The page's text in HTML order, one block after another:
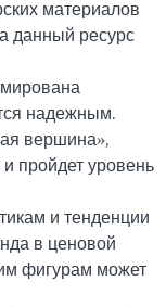
материалов
данный ресурс
надежным.
вершина»,
пройдет уровень
и тенденции
в ценовой
фигурам может